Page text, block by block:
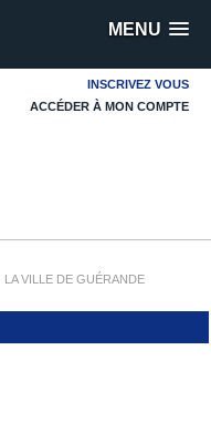
MENU
INSCRIVEZ VOUS
ACCÉDER À MON COMPTE
LA VILLE DE GUÉRANDE